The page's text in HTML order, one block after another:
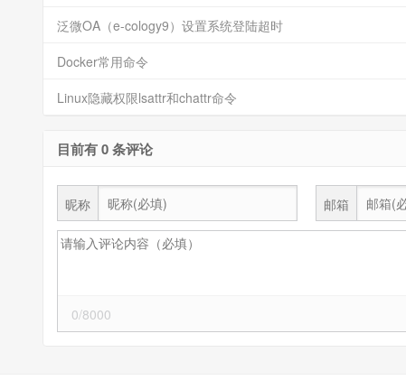
泛微OA（e-cology9）设置系统登陆超时
Docker常用命令
Linux隐藏权限lsattr和chattr命令
目前有 0 条评论
昵称 邮箱
0/8000